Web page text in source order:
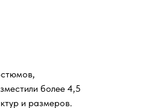
более 4,5
и размеров.